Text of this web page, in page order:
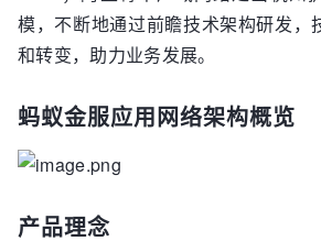
模，不断地通过前瞻技术架构研发，
和转变，助力业务发展。
蚂蚁金服应用网络架构概览
产品理念